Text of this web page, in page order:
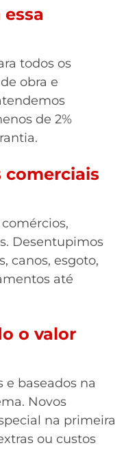
todos os
obra e
de 2%
comerciais
Desentupimos
canos, esgoto,
até
o valor
e baseados na
Novos
na primeira
ou custos